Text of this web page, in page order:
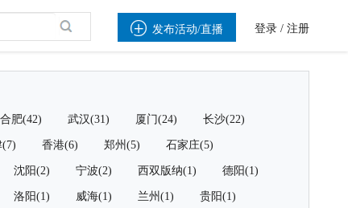
 发布活动/直播 登录 / 注册
合肥(42) 武汉(31) 厦门(24) 长沙(22)
(7) 香港(6) 郑州(5) 石家庄(5)
沈阳(2) 宁波(2) 西双版纳(1) 德阳(1)
洛阳(1) 威海(1) 兰州(1) 贵阳(1)